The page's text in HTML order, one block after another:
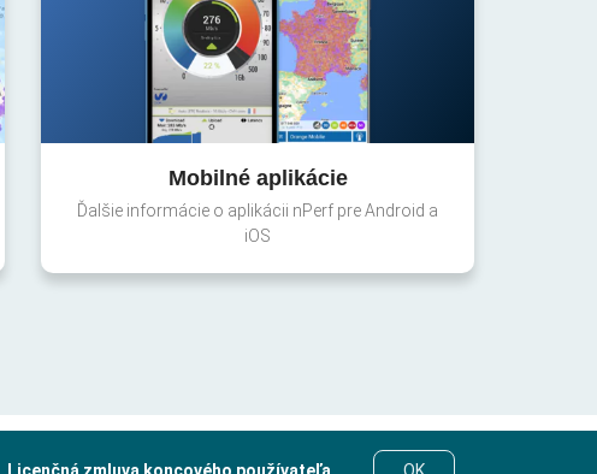
Mobilné aplikácie
Ďalšie informácie o aplikácii nPerf pre Android a
iOS